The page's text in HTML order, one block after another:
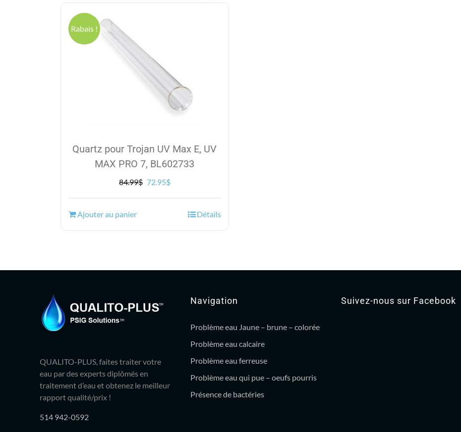
Rabais !
Quartz pour Trojan UV Max E, UV
MAX PRO 7, BL602733
84.99$ Le
72.95$Le
Ajouter au panier Détails
QUALITO-PLUS, faites traiter votre
eau par des experts diplômés en
traitement d’eau et obtenez le meilleur
rapport qualité/prix !
514 942-0592
Navigation
Problème eau Jaune – brune – colorée
Problème eau calcaire
Problème eau ferreuse
Problème eau qui pue – oeufs pourris
Présence de bactéries
Suivez-nous sur Facebook